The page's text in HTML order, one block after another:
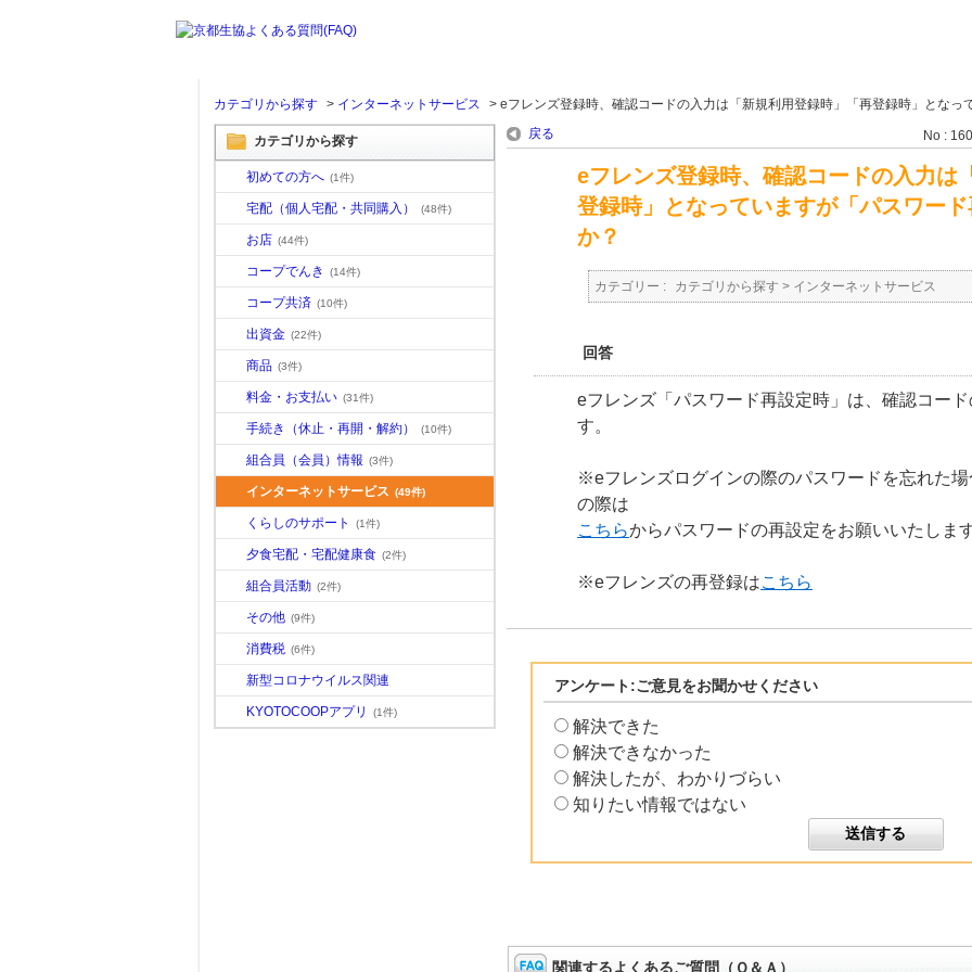
カテゴリから探す > インターネットサービス > eフレンズ登録時、確認コードの入力は「新規利用登録時」「再登録時」となっ
カテゴリから探す
初めての方へ (1件)
宅配（個人宅配・共同購入） (48件)
お店 (44件)
コープでんき (14件)
コープ共済 (10件)
出資金 (22件)
商品 (3件)
料金・お支払い (31件)
手続き（休止・再開・解約） (10件)
組合員（会員）情報 (3件)
インターネットサービス (49件)
くらしのサポート (1件)
夕食宅配・宅配健康食 (2件)
組合員活動 (2件)
その他 (9件)
消費税 (6件)
新型コロナウイルス関連
KYOTOCOOPアプリ (1件)
戻る No :
eフレンズ登録時、確認コードの入力は
登録時」となっていますが「パスワー
か？
カテゴリー : カテゴリから探す > インターネットサービス
回答
eフレンズ「パスワード再設定時」は、確認コー
す。
※eフレンズログインの際のパスワードを忘れた
の際は
こちらからパスワードの再設定をお願いいたしま
※eフレンズの再登録はこちら
アンケート:ご意見をお聞かせください
解決できた
解決できなかった
解決したが、わかりづらい
知りたい情報ではない
関連するよくあるご質問（Ｑ＆Ａ）